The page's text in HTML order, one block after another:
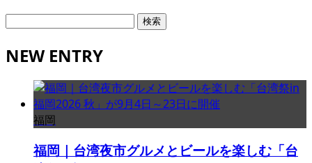
検
NEW ENTRY
福岡
福岡｜台湾夜市グルメとビールを楽しむ「台